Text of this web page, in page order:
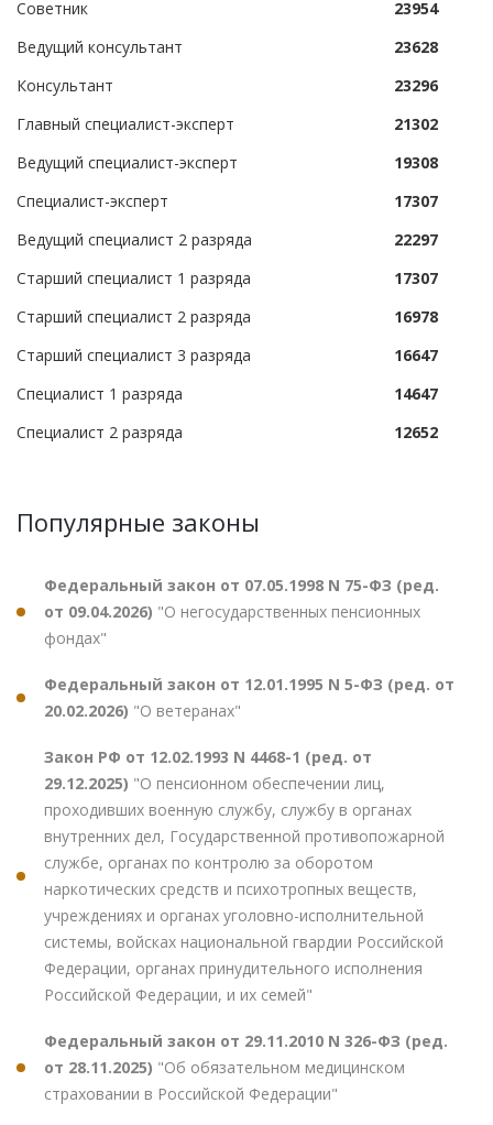
Советник
23954
Ведущий консультант
23628
Консультант
23296
Главный специалист-эксперт
21302
Ведущий специалист-эксперт
19308
Специалист-эксперт
17307
Ведущий специалист 2 разряда
22297
Старший специалист 1 разряда
17307
Старший специалист 2 разряда
16978
Старший специалист 3 разряда
16647
Специалист 1 разряда
14647
Специалист 2 разряда
12652
Популярные законы
Федеральный закон от 07.05.1998 N 75-ФЗ (ред.
от 09.04.2026) "О негосударственных пенсионных
фондах"
Федеральный закон от 12.01.1995 N 5-ФЗ (ред. от
20.02.2026) "О ветеранах"
Закон РФ от 12.02.1993 N 4468-1 (ред. от
29.12.2025) "О пенсионном обеспечении лиц,
проходивших военную службу, службу в органах
внутренних дел, Государственной противопожарной
службе, органах по контролю за оборотом
наркотических средств и психотропных веществ,
учреждениях и органах уголовно-исполнительной
системы, войсках национальной гвардии Российской
Федерации, органах принудительного исполнения
Российской Федерации, и их семей"
Федеральный закон от 29.11.2010 N 326-ФЗ (ред.
от 28.11.2025) "Об обязательном медицинском
страховании в Российской Федерации"